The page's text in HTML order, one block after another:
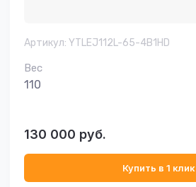
Артикул: YTLEJ112L-65-4B1HD
Вес
110
130 000 руб.
Купить в 1 клик